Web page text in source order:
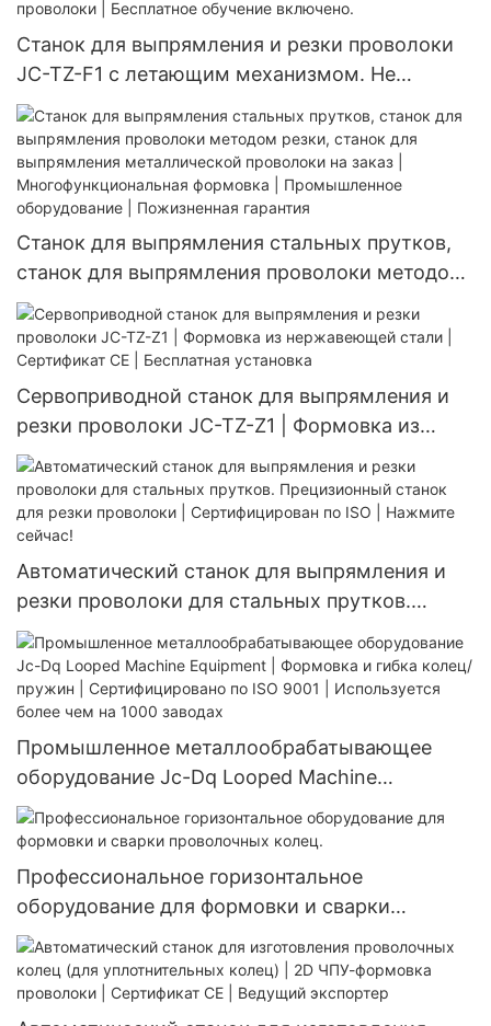
по ISO 9001 | Используется более чем на 1000
заводах.
Станок для выпрямления и резки проволоки
JC-TZ-F1 с летающим механизмом. Не
тратьте время зря! Сервомотор, точность ±0,1
мм | Оборудование для резки проволоки |
Бесплатное обучение включено.
Станок для выпрямления стальных прутков,
станок для выпрямления проволоки методом
резки, станок для выпрямления
металлической проволоки на заказ |
Многофункциональная формовка |
Промышленное оборудование | Пожизненная
гарантия
Сервоприводной станок для выпрямления и
резки проволоки JC-TZ-Z1 | Формовка из
нержавеющей стали | Сертификат CE |
Бесплатная установка
Автоматический станок для выпрямления и
резки проволоки для стальных прутков.
Прецизионный станок для резки проволоки |
Сертифицирован по ISO | Нажмите сейчас!
Промышленное металлообрабатывающее
оборудование Jc-Dq Looped Machine
Equipment | Формовка и гибка колец/пружин |
Сертифицировано по ISO 9001 | Используется
более чем на 1000 заводах
Профессиональное горизонтальное
оборудование для формовки и сварки
проволочных колец.